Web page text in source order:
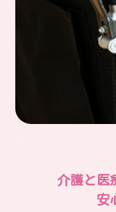
介護と医
安